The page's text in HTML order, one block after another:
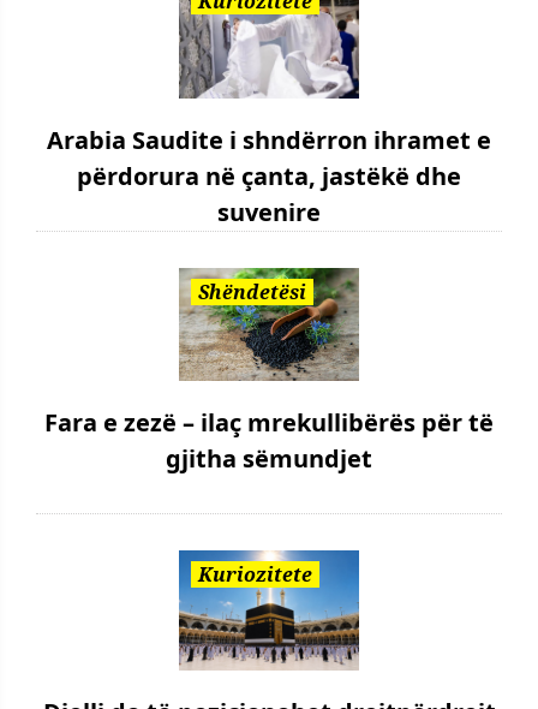
Arabia Saudite i shndërron ihramet e
përdorura në çanta, jastëkë dhe
suvenire
Shëndetësi
Fara e zezë – ilaç mrekullibërës për të
gjitha sëmundjet
Kuriozitete